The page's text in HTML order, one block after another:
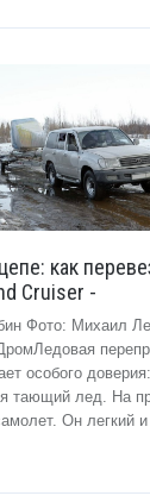
как
Cruiser -
Фото: Михаил
особого
тающий лед. На
Он легкий и